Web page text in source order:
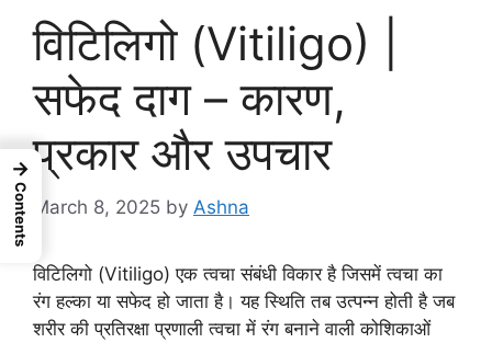
विटिलिगो (Vitiligo) |
सफेद दाग – कारण,
प्रकार और उपचार
March 8, 2025 by Ashna
विटिलिगो (Vitiligo) एक त्वचा संबंधी विकार है जिसमें त्वचा का
रंग हल्का या सफेद हो जाता है। यह स्थिति तब उत्पन्न होती है जब
शरीर की प्रतिरक्षा प्रणाली त्वचा में रंग बनाने वाली कोशिकाओं
→
Contents